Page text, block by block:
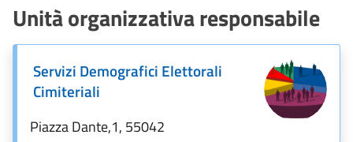
Unità organizzativa responsabile
Servizi Demografici Elettorali
Cimiteriali
Piazza Dante,1, 55042